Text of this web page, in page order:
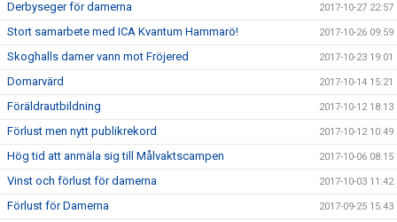
Derbyseger för damerna 2017-10-27 22:57
Stort samarbete med ICA Kvantum Hammarö! 2017-10-26 09:59
Skoghalls damer vann mot Fröjered 2017-10-23 19:01
Domarvärd 2017-10-14 15:21
Föräldrautbildning 2017-10-12 18:13
Förlust men nytt publikrekord 2017-10-12 10:49
Hög tid att anmäla sig till Målvaktscampen 2017-10-06 08:15
Vinst och förlust för damerna 2017-10-03 11:42
Förlust för Damerna 2017-09-25 15:43